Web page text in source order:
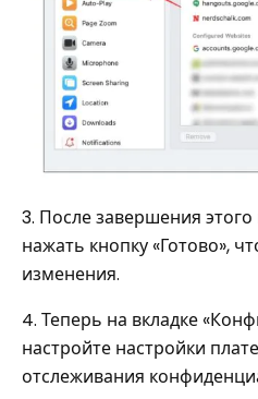
3. После завершения
нажать кнопку «Готово»,
изменения.
4. Теперь на вкладке
настройте настройки
отслеживания